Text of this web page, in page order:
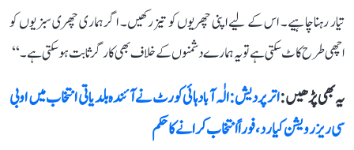
تیار رہنا چاہیے۔ اس کے لیے اپنی چھریوں کو تیز رکھیں۔ اگر ہماری چھری سبزیوں کو
اچھی طرح کاٹ سکتی ہے تو یہ ہمارے دشمنوں کے خلاف بھی کارگر ثابت ہو سکتی ہے۔‘‘
یہ بھی پڑھیں :اتر پردیش: الٰہ آباد ہائی کورٹ نے آئندہ بلدیاتی انتخاب میں او بی
سی ریزرویشن کیا رد، فوراً انتخاب کرانے کا حکم